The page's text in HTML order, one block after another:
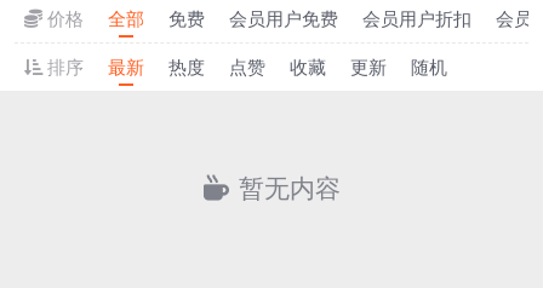
价格
全部 免费 会员用户免费 会员用户折扣
会员
排序
最新 热度 点赞 收藏 更新 随机
暂无内容